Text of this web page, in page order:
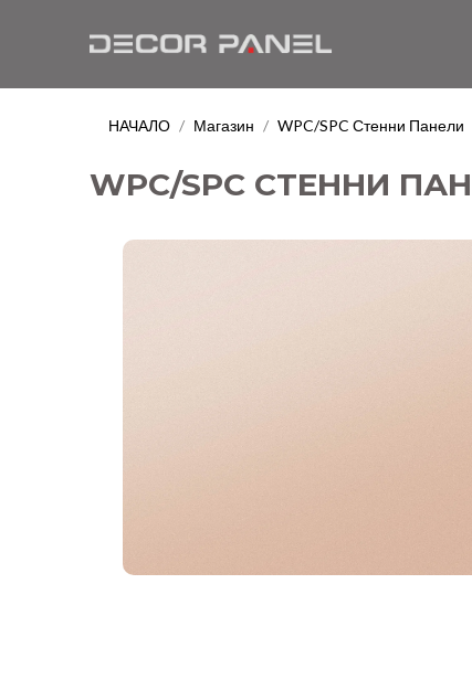
НАЧАЛО / Магазин / WPC/SPC Стенни Панели
WPC/SPC СТЕННИ